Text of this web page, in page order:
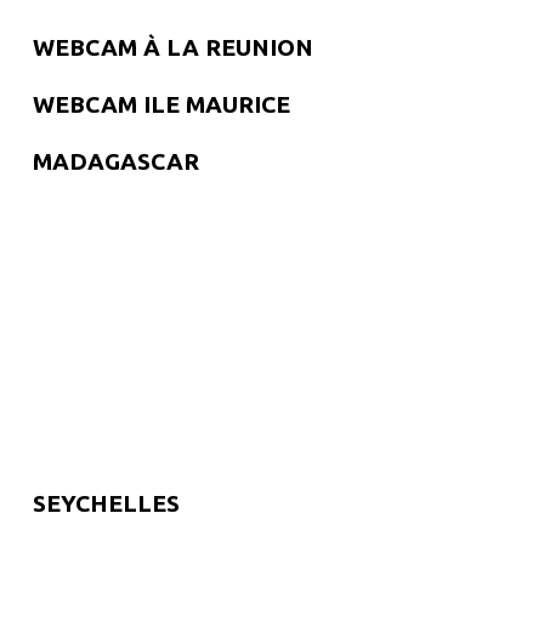
WEBCAM À LA REUNION
WEBCAM ILE MAURICE
MADAGASCAR
SEYCHELLES